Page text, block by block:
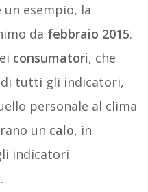
esempio, la
da febbraio 2015.
consumatori, che
di tutti gli indicatori,
personale al clima
un calo, in
indicatori